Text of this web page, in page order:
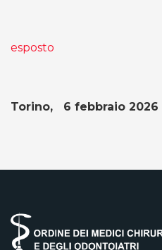
esposto
Torino, 6 febbraio 2026